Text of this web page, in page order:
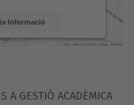
Informació
A GESTIÓ ACADÈMICA